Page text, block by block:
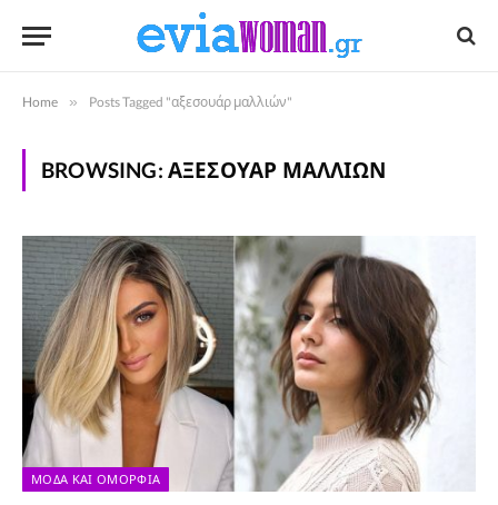
Home » Posts Tagged "αξεσουάρ μαλλιών"
BROWSING: ΑΞΕΣΟΥΆΡ ΜΑΛΛΙΏΝ
ΜΌΔΑ ΚΑΙ ΟΜΟΡΦΙΆ